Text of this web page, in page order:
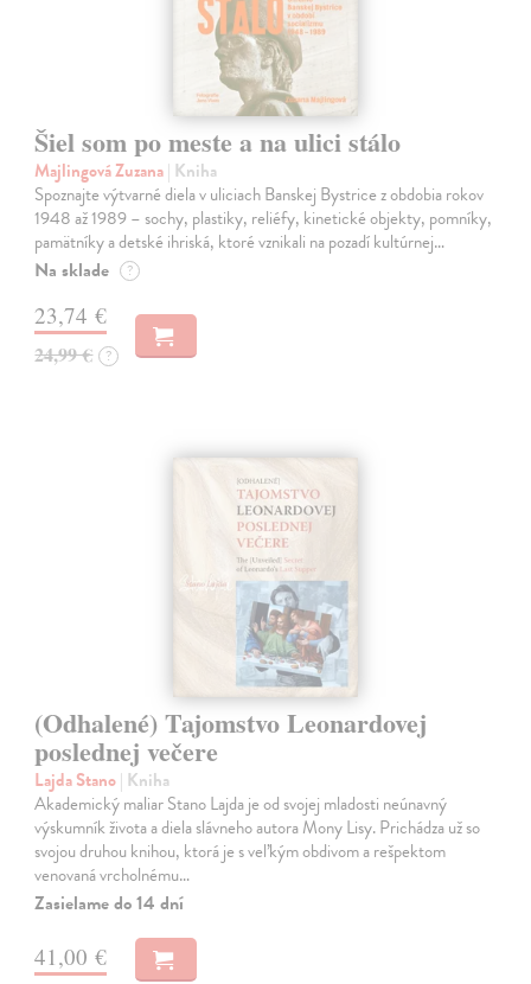
Šiel som po meste a na ulici stálo
Majlingová Zuzana| Kniha
Spoznajte výtvarné diela v uliciach Banskej Bystrice z obdobia rokov
1948 až 1989 – sochy, plastiky, reliéfy, kinetické objekty, pomníky,
pamätníky a detské ihriská, ktoré vznikali na pozadí kultúrnej…
Na sklade ?
23,74 €
24,99 € ?
(Odhalené) Tajomstvo Leonardovej
poslednej večere
Lajda Stano| Kniha
Akademický maliar Stano Lajda je od svojej mladosti neúnavný
výskumník života a diela slávneho autora Mony Lisy. Prichádza už so
svojou druhou knihou, ktorá je s veľkým obdivom a rešpektom
venovaná vrcholnému…
Zasielame do 14 dní
41,00 €